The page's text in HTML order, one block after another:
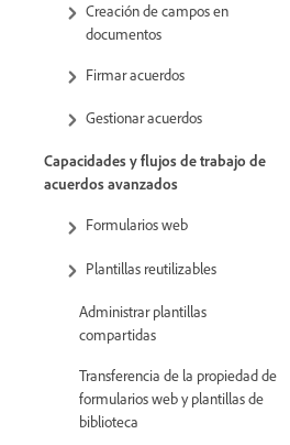
Creación de campos en
documentos
Firmar acuerdos
Gestionar acuerdos
Capacidades y flujos de trabajo de
acuerdos avanzados
Formularios web
Plantillas reutilizables
Administrar plantillas
compartidas
Transferencia de la propiedad de
formularios web y plantillas de
biblioteca